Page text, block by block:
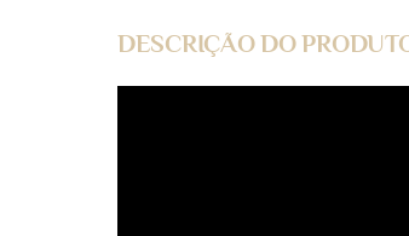
DESCRIÇÃO DO